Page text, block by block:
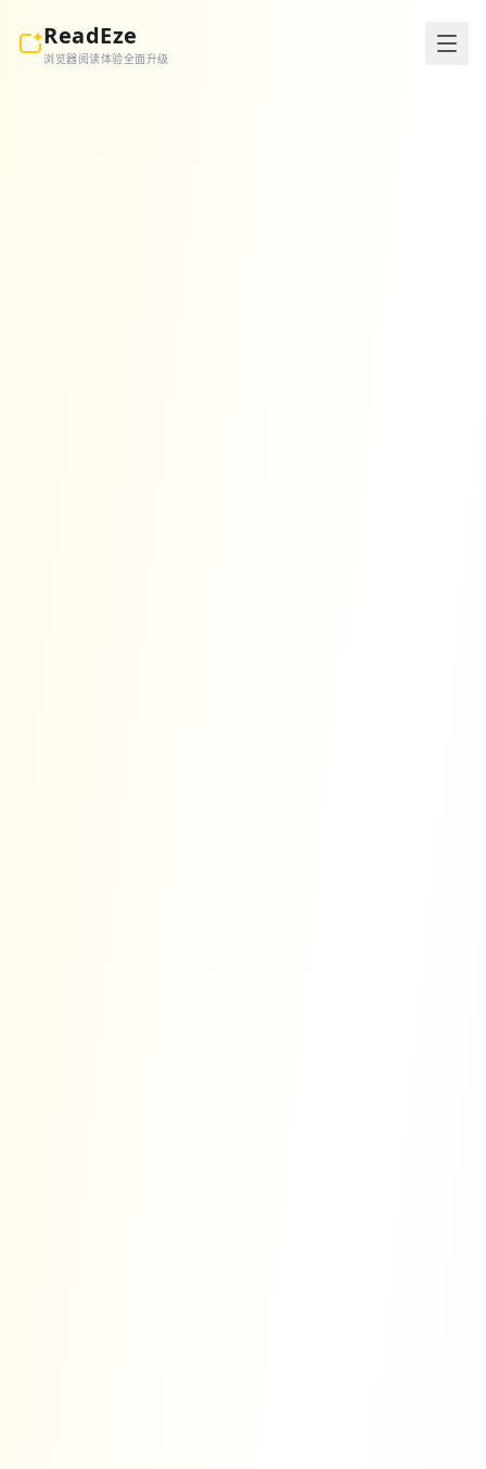
ReadEze
浏览器阅读体验全面升级